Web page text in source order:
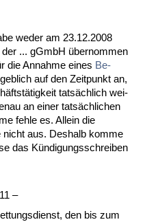
we­der am 23.12.2008
... gGmbH über­nom­men
die An­nah­me ei­nes Be­
auf den Zeit­punkt an,
tatsächlich wei­
an ei­ner tatsächli­chen
feh­le es. Al­lein die
nicht aus. Des­halb kom­me
das Kündi­gungs­schrei­ben
–
den bis zum